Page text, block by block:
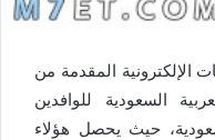
الإلكترونية المقدمة من
السعودية للوافدين
حيث يحصل هؤلاء